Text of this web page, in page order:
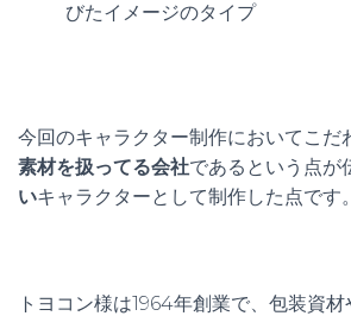
びたイメージのタイプ
今回のキャラクター制作においてこだ
素材を扱ってる会社であるという点が
いキャラクターとして制作した点です。
トヨコン様は1964年創業で、包装資